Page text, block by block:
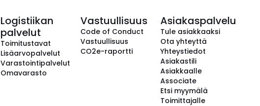
Logistiikan
palvelut
Toimitustavat
Lisäarvopalvelut
Varastointipalvelut
Omavarasto
Vastuullisuus
Code of Conduct
Vastuullisuus
CO2e-raportti
Asiakaspalvelu
Tule asiakkaaksi
Ota yhteyttä
Yhteystiedot
Asiakastili
Asiakkaalle
Associate
Etsi myymälä
Toimittajalle